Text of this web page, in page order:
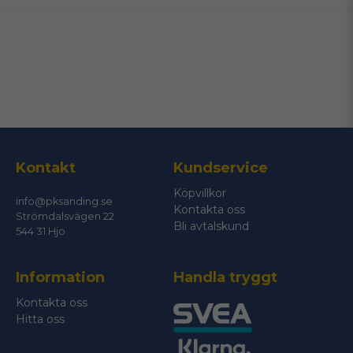
Ja, ni får publicera min fråga
Skicka fråga
Kontakt
info@pksanding.se
Strömdalsvägen 22
544 31 Hjo
Kundservice
Köpvillkor
Kontakta oss
Bli avtalskund
Information
Kontakta oss
Hitta oss
Handla tryggt